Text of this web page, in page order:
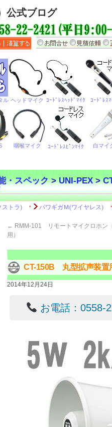
公式ブログ
・スペック>UNI-PEX>
← RMM-101 リモートマイクロホン
用）
CT-150B 丸型拡声装置
2014年12月24日
お電話：0558-